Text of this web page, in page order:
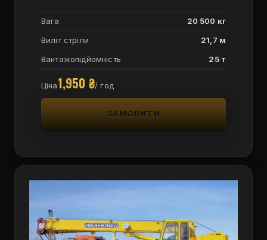
Вага
20 500 кг
Виліт стріли
21,7 м
Вантажопідйомність
25 т
Ціна1,950 ₴/ год
ЗАМОВИТИ